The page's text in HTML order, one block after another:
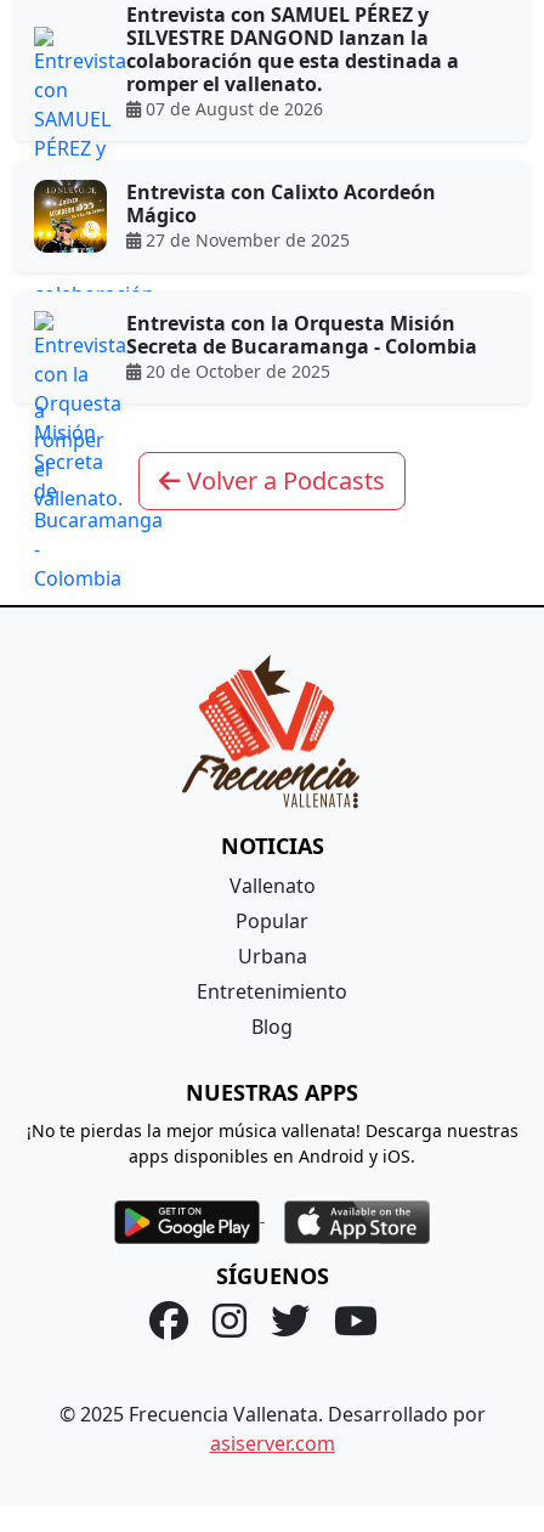
Entrevista con SAMUEL PÉREZ y
SILVESTRE DANGOND lanzan la
colaboración que esta destinada a
romper el vallenato.
07 de August de 2026
Entrevista con Calixto Acordeón
Mágico
27 de November de 2025
Entrevista con la Orquesta Misión
Secreta de Bucaramanga - Colombia
20 de October de 2025
Volver a Podcasts
NOTICIAS
Vallenato
Popular
Urbana
Entretenimiento
Blog
NUESTRAS APPS
¡No te pierdas la mejor música vallenata! Descarga nuestras
apps disponibles en Android y iOS.
SÍGUENOS
© 2025 Frecuencia Vallenata. Desarrollado por
asiserver.com